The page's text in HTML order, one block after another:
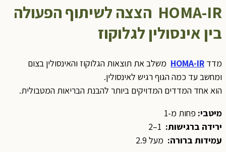
HOMA-IR הצצה לשיתוף הפעולה
בין אינסולין לגלוקוז
מדד HOMA-IRמשלב את תוצאות הגלוקוז והאינסולין בצום
ומחשב עד כמה הגוף רגיש לאינסולין.
הוא אחד המדדים המדויקים ביותר להבנת הבריאות המטבולית.
מיטבי:פחות מ-1
ירידה ברגישות:
עמידות ברורה:מעל 2.9